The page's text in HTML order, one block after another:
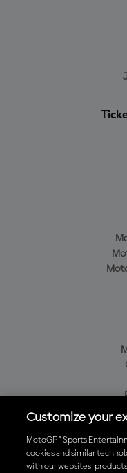
Baixe o
Customize your
MotoGP™ Sports
cookies and similar
with our websites,